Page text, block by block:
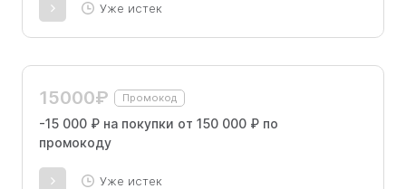
Уже истек
15000₽ Промокод
-15 000 ₽ на покупки от 150 000 ₽ по
промокоду
Уже истек